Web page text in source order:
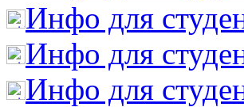
Инфо для
Инфо для
Инфо для